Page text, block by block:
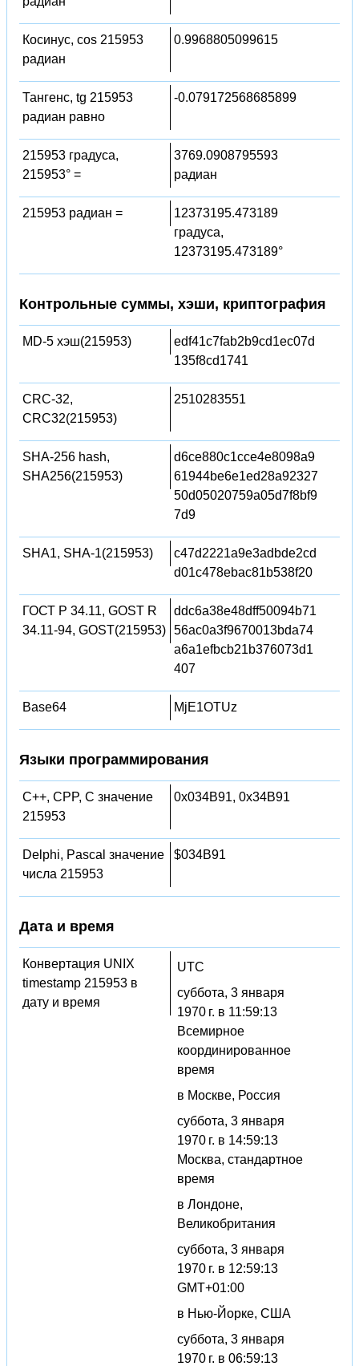
Косинус, cos 215953
радиан
0.9968805099615
Тангенс, tg 215953
радиан равно
-0.079172568685899
215953 градуса,
215953° =
3769.0908795593
радиан
215953 радиан =
12373195.473189
градуса,
12373195.473189°
Контрольные суммы, хэши, криптография
MD-5 хэш(215953)
edf41c7fab2b9cd1ec07d
135f8cd1741
CRC-32,
CRC32(215953)
2510283551
SHA-256 hash,
SHA256(215953)
d6ce880c1cce4e8098a9
61944be6e1ed28a92327
50d05020759a05d7f8bf9
7d9
SHA1, SHA-1(215953)
c47d2221a9e3adbde2cd
d01c478ebac81b538f20
ГОСТ Р 34.11, GOST R
34.11-94, GOST(215953)
ddc6a38e48dff50094b71
56ac0a3f9670013bda74
a6a1efbcb21b376073d1
407
Base64 MjE1OTUz
Языки программирования
C++, CPP, C значение
215953
0x034B91, 0x34B91
Delphi, Pascal значение
числа 215953
$034B91
Дата и время
Конвертация UNIX
timestamp 215953 в
дату и время
UTC
суббота, 3 января
1970 г. в 11:59:13
Всемирное
координированное
время
в Москве, Россия
суббота, 3 января
1970 г. в 14:59:13
Москва, стандартное
время
в Лондоне,
Великобритания
суббота, 3 января
1970 г. в 12:59:13
GMT+01:00
в Нью-Йорке, США
суббота, 3 января
1970 г. в 06:59:13